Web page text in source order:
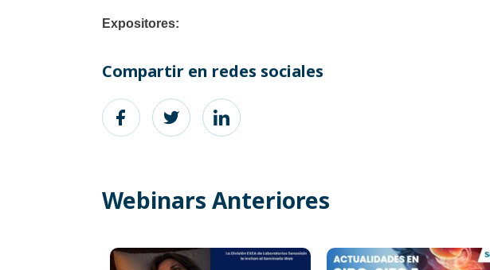
Expositores:
Compartir en redes sociales
Webinars Anteriores